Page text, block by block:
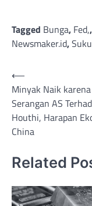
Tagged Bunga, Fed,,
Newsmaker.id,Suku
Post
navigation
⟵
Minyak Naik karena
Serangan AS
Houthi, Harapan
China
Related